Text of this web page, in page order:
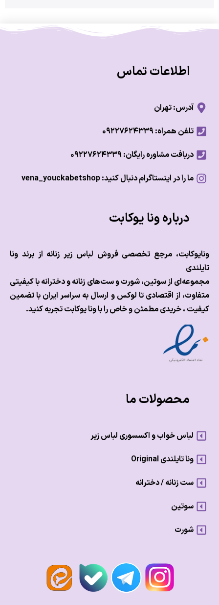
اطلاعات تماس
آدرس: تهران
تلفن همراه: ۰۹۲۲۷۶۲۴۳۳۹
دریافت مشاوره رایگان: ۰۹۲۲۷۶۲۴۳۳۹
ما را در اینستاگرام دنبال کنید: vena_youckabetshop
درباره ونا یوکابت
مرجع تخصصی فروش لباس زیر زنانه از برند ونا
از سوتین، شورت و ست‌های زنانه و دخترانه با کیفیتی
از اقتصادی تا لوکس وارسال به سراسر ایران با تضمین
، خریدی مطمئن و خاص را با ونا یوکابت تجربه کنید.
محصولات ما
لباس خواب و اکسسوری لباس زیر
ونا تایلندی Original
ست زنانه / دخترانه
سوتین
شورت